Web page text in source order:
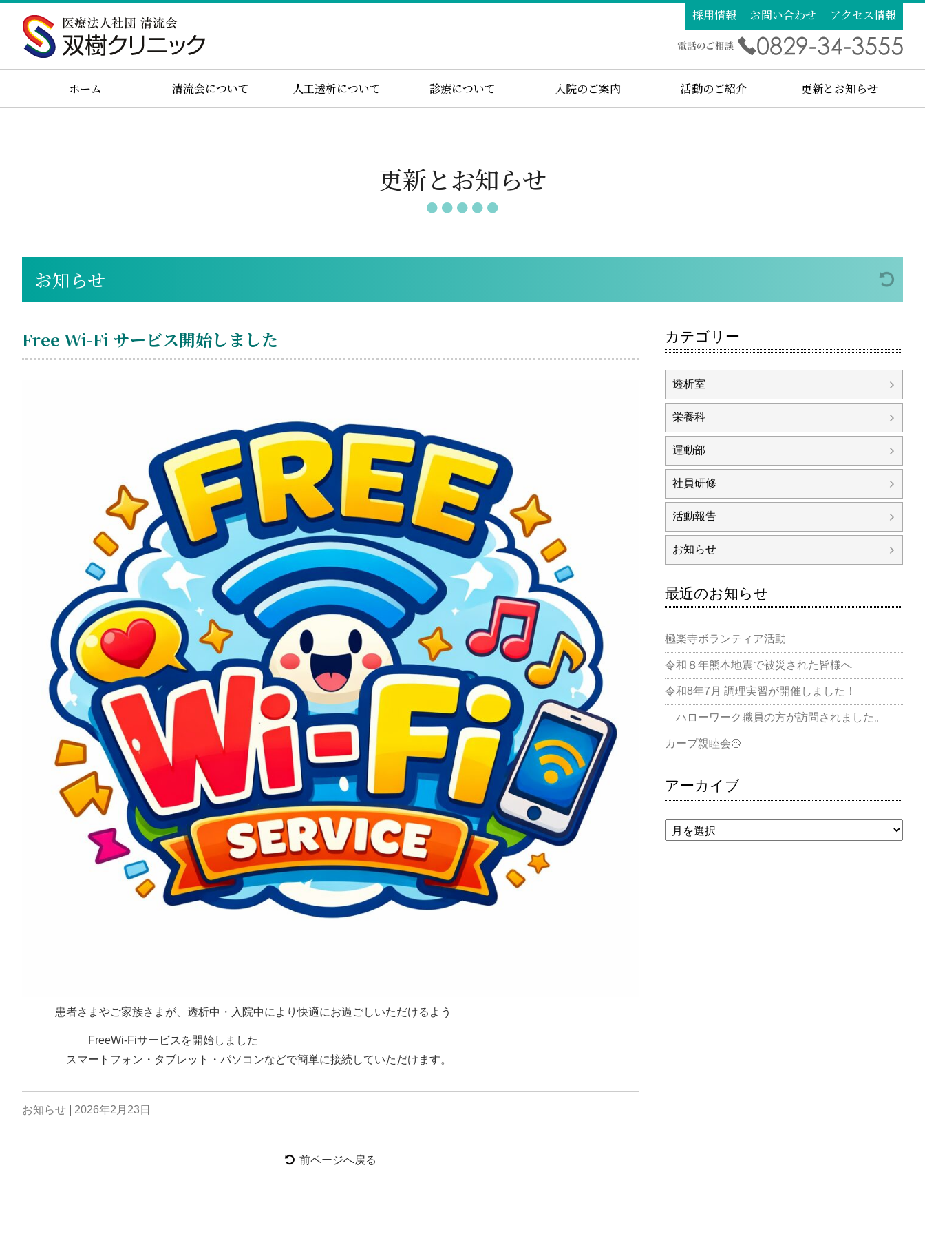
採用情報 お問い合わせ アクセス情報
ホーム 清流会について 人工透析について 診療について 入院のご案内 活動のご紹介 更新とお知らせ
更新とお知らせ
お知らせ
Free Wi-Fi サービス開始しました
患者さまやご家族さまが、透析中・入院中により快適にお過ごしいただけるよう
FreeWi-Fiサービスを開始しました
スマートフォン・タブレット・パソコンなどで簡単に接続していただけます。
お知らせ 2026年2月23日
前ページへ戻る
カテゴリー
透析室
栄養科
運動部
社員研修
活動報告
お知らせ
最近のお知らせ
極楽寺ボランティア活動
令和８年熊本地震で被災された皆様へ
令和8年7月 調理実習が開催しました！
ハローワーク職員の方が訪問されました。
カープ親睦会🥎
アーカイブ